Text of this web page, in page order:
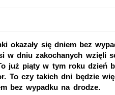
okazały się dniem bez
w dniu zakochanych wzięli
już piąty w tym roku dzień
To czy takich dni będzie
bez wypadku na drodze.